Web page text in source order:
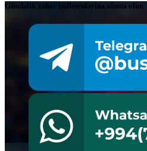
Gündəlik xəbər bülletenlərinə abunə olun